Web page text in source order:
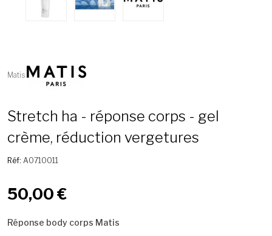
Matis
Stretch ha - réponse corps - gel
crème, réduction vergetures
Réf: A0710011
50,00 €
Réponse body corps Matis